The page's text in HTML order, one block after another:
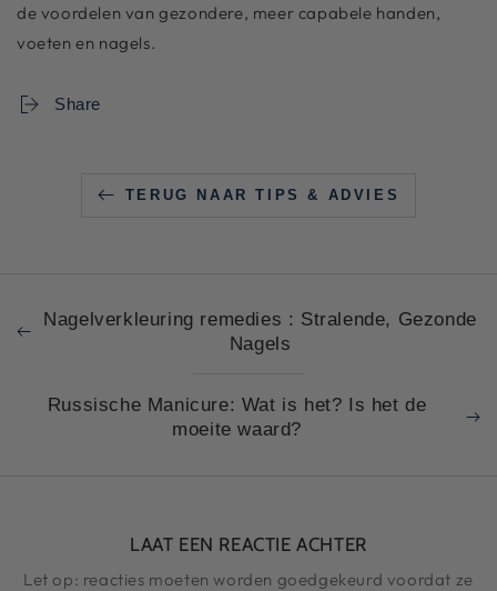
de voordelen van gezondere, meer capabele handen,
voeten en nagels.
Share
TERUG NAAR TIPS & ADVIES
Nagelverkleuring remedies : Stralende, Gezonde
Nagels
Russische Manicure: Wat is het? Is het de
moeite waard?
LAAT EEN REACTIE ACHTER
Let op: reacties moeten worden goedgekeurd voordat ze